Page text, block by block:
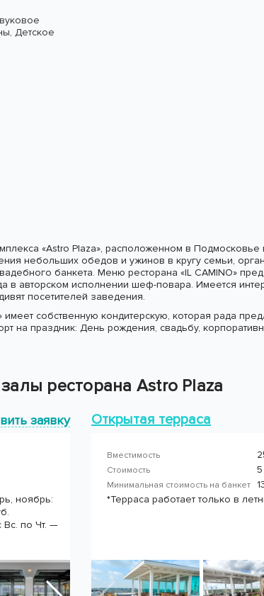
Детское
«Astro Plaza», расположенном в
небольших обедов и ужинов в кругу семьи,
банкета. Меню ресторана «IL CAMINO»
в авторском исполнении шеф-повара. Имеется
посетителей заведения.
имеет собственную кондитерскую, которая рада
на праздник: День рождения, свадьбу,
ресторана Astro Plaza
заявку
ноябрь:
Вс. по Чт. —
Открытая терраса
Вместимость
Стоимость
Минимальная стоимость на банкет
*Терраса работает только в